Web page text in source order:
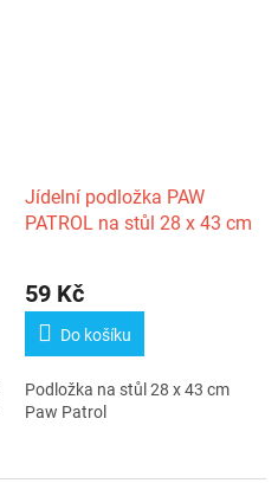
Jídelní podložka PAW
PATROL na stůl 28 x 43 cm
59 Kč
Do košíku
Podložka na stůl 28 x 43 cm
Paw Patrol